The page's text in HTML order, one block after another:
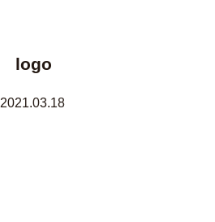
logo
2021.03.18